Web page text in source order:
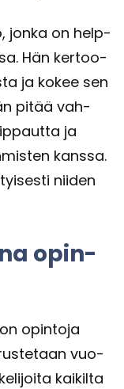
jonka on help­
Hän ker­too­
ja kokee sen
pitää vah­
ja
kans­sa.
nii­den
opin­
opin­to­ja
vuo­
kai­kil­ta